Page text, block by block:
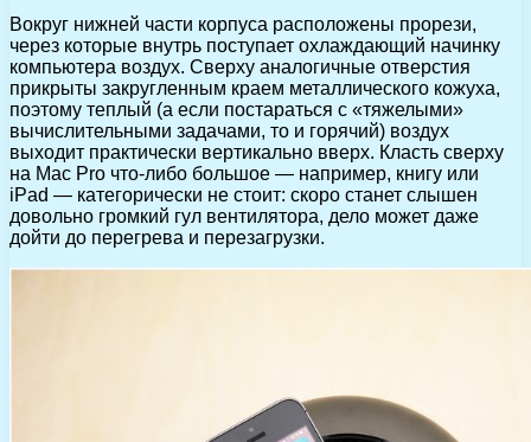
Вокруг нижней части корпуса расположены прорези,
через которые внутрь поступает охлаждающий начинку
компьютера воздух. Сверху аналогичные отверстия
прикрыты закругленным краем металлического кожуха,
поэтому теплый (а если постараться с «тяжелыми»
вычислительными задачами, то и горячий) воздух
выходит практически вертикально вверх. Класть сверху
на Mac Pro что-либо большое — например, книгу или
iPad — категорически не стоит: скоро станет слышен
довольно громкий гул вентилятора, дело может даже
дойти до перегрева и перезагрузки.